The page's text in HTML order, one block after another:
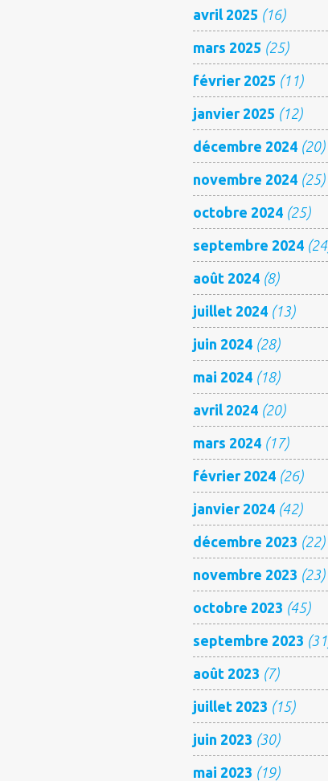
avril 2025 (16)
mars 2025 (25)
février 2025 (11)
janvier 2025 (12)
décembre 2024 (20)
novembre 2024 (25)
octobre 2024 (25)
septembre 2024
août 2024 (8)
juillet 2024 (13)
juin 2024 (28)
mai 2024 (18)
avril 2024 (20)
mars 2024 (17)
février 2024 (26)
janvier 2024 (42)
décembre 2023 (22)
novembre 2023 (23)
octobre 2023 (45)
septembre 2023
août 2023 (7)
juillet 2023 (15)
juin 2023 (30)
mai 2023 (19)